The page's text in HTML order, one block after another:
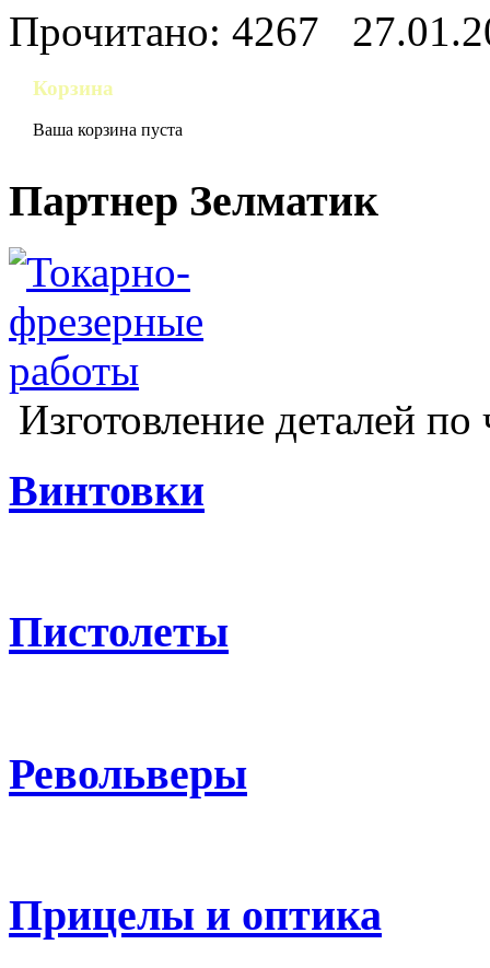
Прочитано: 4267
Корзина
Ваша корзина пуста
Партнер Зелматик
Изготовление деталей
Винтовки
Пистолеты
Револьверы
Прицелы и оптика